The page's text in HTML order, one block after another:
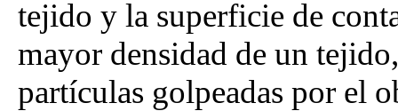
tejido y la superficie de
mayor densidad de un
partículas golpeadas por el